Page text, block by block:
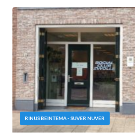
RINUS BEINTEMA - SUVER NUVER